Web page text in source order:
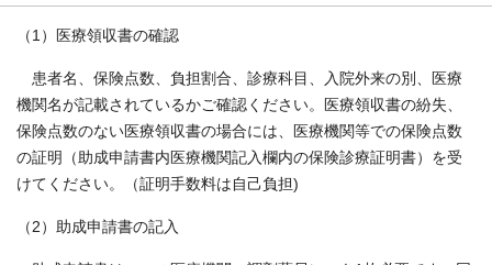
（1）医療領収書の確認
患者名、保険点数、負担割合、診療科目、入院外来の別、医療
機関名が記載されているかご確認ください。医療領収書の紛失、
保険点数のない医療領収書の場合には、医療機関等での保険点数
の証明（助成申請書内医療機関記入欄内の保険診療証明書）を受
けてください。（証明手数料は自己負担)
（2）助成申請書の記入